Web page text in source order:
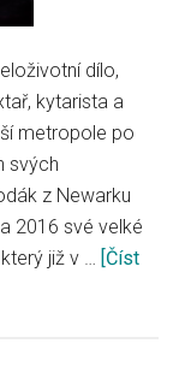
dílo,
kytarista a
metropole po
svých
z Newarku
2016 své velké
již v … [Číst